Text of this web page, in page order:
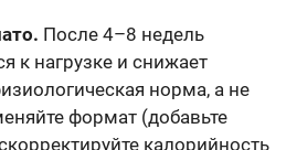
После 4–8 недель
к нагрузке и снижает
норма, а не
формат (добавьте
калорийность